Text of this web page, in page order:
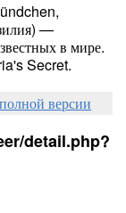
—
в мире.
Secret.
версии
detail.php?